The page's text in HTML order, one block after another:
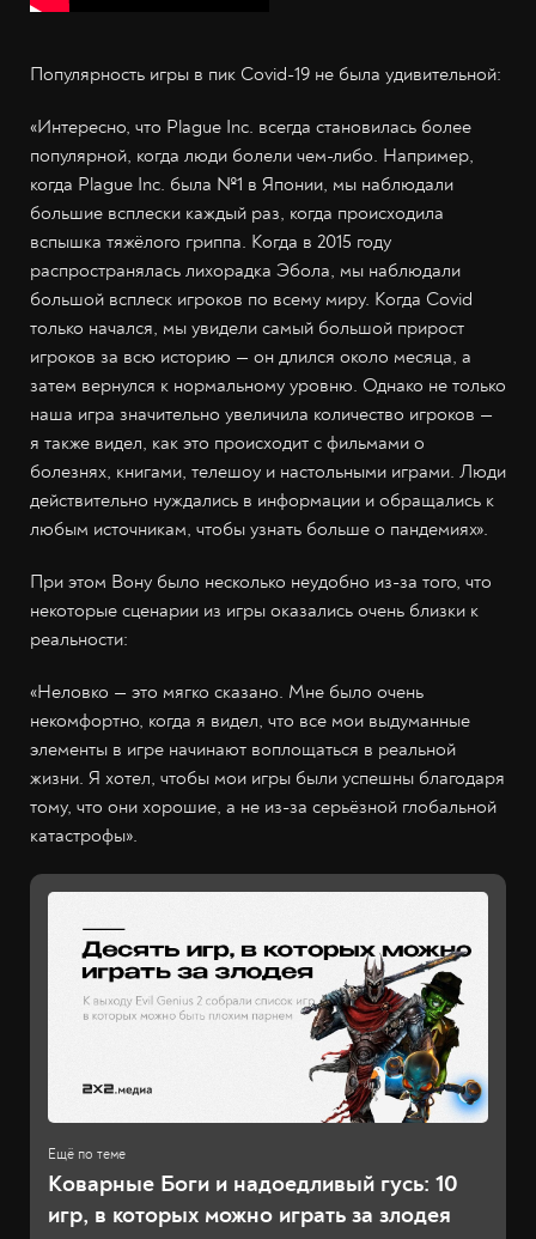
Популярность игры в пик Covid-19 не была удивительной:
«Интересно, что Plague Inc. всегда становилась более
популярной, когда люди болели чем-либо. Например,
когда Plague Inc. была №1 в Японии, мы наблюдали
большие всплески каждый раз, когда происходила
вспышка тяжёлого гриппа. Когда в 2015 году
распространялась лихорадка Эбола, мы наблюдали
большой всплеск игроков по всему миру. Когда Сovid
только начался, мы увидели самый большой прирост
игроков за всю историю — он длился около месяца, а
затем вернулся к нормальному уровню. Однако не только
наша игра значительно увеличила количество игроков —
я также видел, как это происходит с фильмами о
болезнях, книгами, телешоу и настольными играми. Люди
действительно нуждались в информации и обращались к
любым источникам, чтобы узнать больше о пандемиях».
При этом Вону было несколько неудобно из-за того, что
некоторые сценарии из игры оказались очень близки к
реальности:
«Неловко — это мягко сказано. Мне было очень
некомфортно, когда я видел, что все мои выдуманные
элементы в игре начинают воплощаться в реальной
жизни. Я хотел, чтобы мои игры были успешны благодаря
тому, что они хорошие, а не из-за серьёзной глобальной
катастрофы».
Коварные Боги и надоедливый гусь: 10
игр, в которых можно играть за злодея